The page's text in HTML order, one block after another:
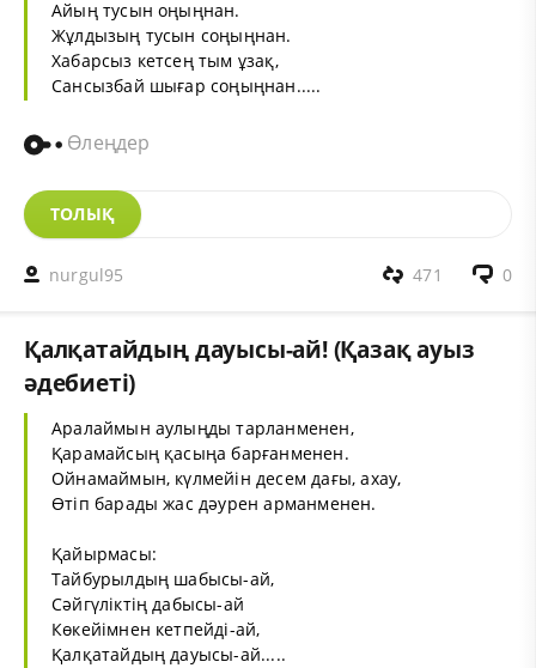
Айың тусын оңыңнан.
Жұлдызың тусын соңыңнан.
Хабарсыз кетсең тым ұзақ,
Сансызбай шығар соңыңнан.....
Өлеңдер
ТОЛЫҚ
nurgul95 0
471
Қалқатайдың дауысы-ай! (Қазақ ауыз
әдебиеті)
Аралаймын аулыңды тарланменен,
Қарамайсың қасыңа барғанменен.
Ойнамаймын, күлмейін десем дағы, ахау,
Өтіп барады жас дәурен арманменен.
Қайырмасы:
Тайбурылдың шабысы-ай,
Сәйгүліктің дабысы-ай
Көкейімнен кетпейді-ай,
Қалқатайдың дауысы-ай.....